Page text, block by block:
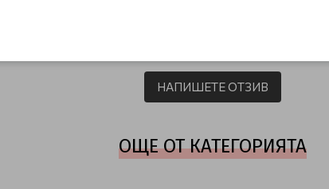
НАПИШЕТЕ ОТЗИВ
ОЩЕ ОТ КАТЕГОРИЯТА